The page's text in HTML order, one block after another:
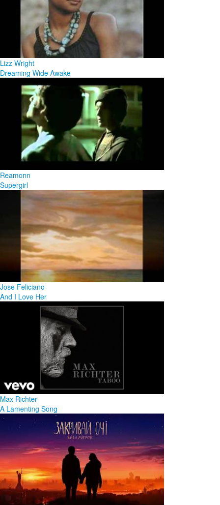
Lizz Wright
Dreaming Wide Awake
Reamonn
Supergirl
Jose Feliciano
And I Love Her
Max Richter
A Lamenting Song